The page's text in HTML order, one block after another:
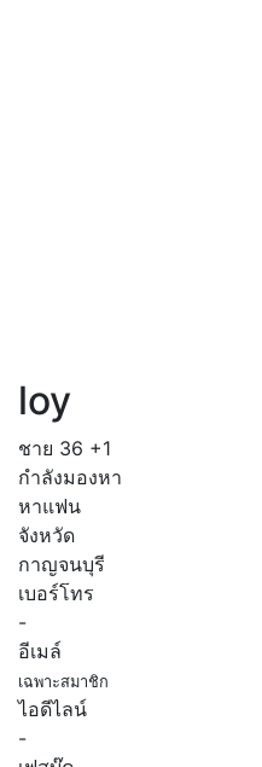
loy
ชาย 36 +1
กำลังมองหา
หาแฟน
จังหวัด
กาญจนบุรี
เบอร์โทร
-
อีเมล์
เฉพาะสมาชิก
ไอดีไลน์
-